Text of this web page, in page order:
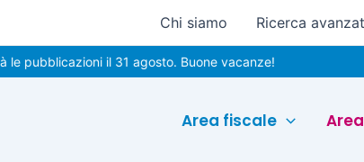
Chi siamo Ricerca
pubblicazioni il 31 agosto. Buone vacanze!
Area fiscale